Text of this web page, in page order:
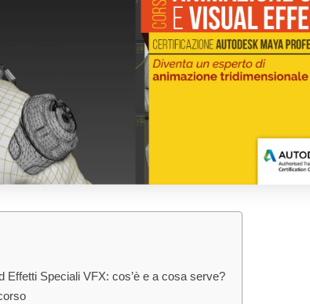
Effetti Speciali VFX: cos’è e a cosa serve?